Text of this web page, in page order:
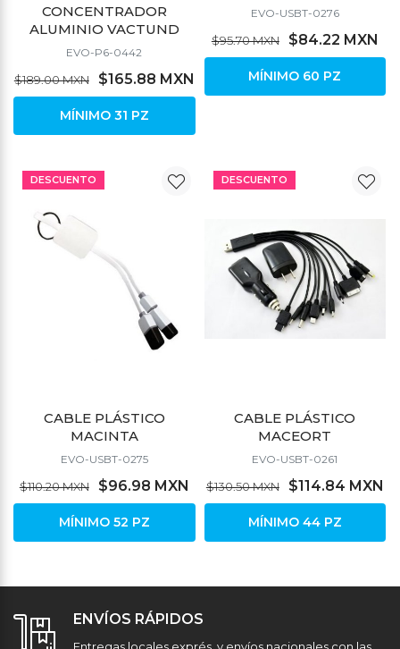
CONCENTRADOR
ALUMINIO VACTUND
EVO-P6-0442
$189.00 MXN $165.88 MXN
MÍNIMO 31 PZ
EVO-USBT-0276
$95.70 MXN $84.22 MXN
MÍNIMO 60 PZ
DESCUENTO
CABLE PLÁSTICO
MACINTA
EVO-USBT-0275
$110.20 MXN $96.98 MXN
MÍNIMO 52 PZ
DESCUENTO
CABLE PLÁSTICO
MACEORT
EVO-USBT-0261
$130.50 MXN $114.84 MXN
MÍNIMO 44 PZ
ENVÍOS RÁPIDOS
Entregas locales exprés, y envíos nacionales con las